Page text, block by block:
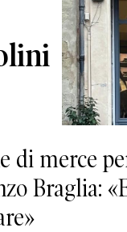
di merce
Braglia: